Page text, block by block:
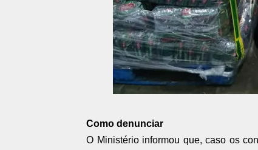
Como denunciar
O Ministério informou que, caso os